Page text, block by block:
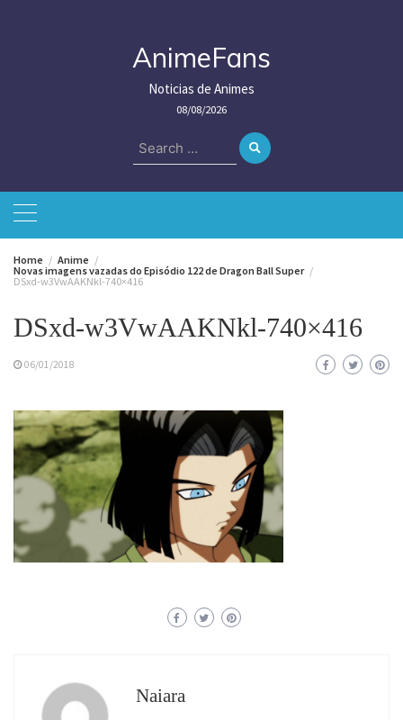
AnimeFans
Noticias de Animes
08/08/2026
Search
for:
Home
Anime
Novas imagens vazadas do Episódio 122 de Dragon Ball Super
DSxd-w3VwAAKNkl-740×416
DSxd-w3VwAAKNkl-740×416
06/01/2018
Naiara